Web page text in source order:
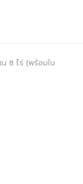
8 ไร่ (พร้อมใบ